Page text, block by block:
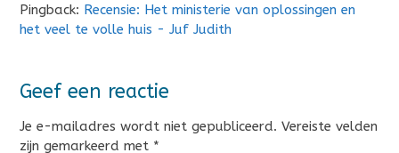
Pingback: Recensie: Het ministerie van oplossingen en
het veel te volle huis - Juf Judith
Geef een reactie
Je e-mailadres wordt niet gepubliceerd. Vereiste velden
zijn gemarkeerd met *